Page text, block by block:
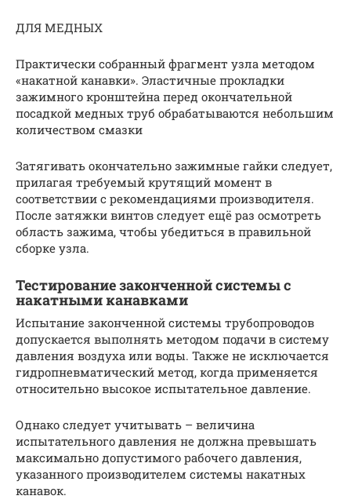
ДЛЯ МЕДНЫХ
Практически собранный фрагмент узла методом
«накатной канавки». Эластичные прокладки
зажимного кронштейна перед окончательной
посадкой медных труб обрабатываются небольшим
количеством смазки
Затягивать окончательно зажимные гайки следует,
прилагая требуемый крутящий момент в
соответствии с рекомендациями производителя.
После затяжки винтов следует ещё раз осмотреть
область зажима, чтобы убедиться в правильной
сборке узла.
Тестирование законченной системы с
накатными канавками
Испытание законченной системы трубопроводов
допускается выполнять методом подачи в систему
давления воздуха или воды. Также не исключается
гидропневматический метод, когда применяется
относительно высокое испытательное давление.
Однако следует учитывать – величина
испытательного давления не должна превышать
максимально допустимого рабочего давления,
указанного производителем системы накатных
канавок.